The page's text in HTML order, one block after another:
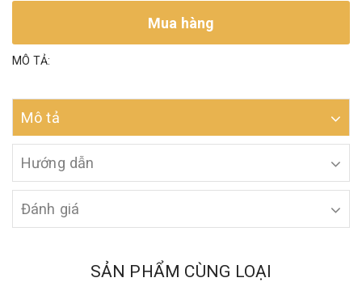
Mua hàng
MÔ TẢ:
Mô tả
Hướng dẫn
Đánh giá
SẢN PHẨM CÙNG LOẠI